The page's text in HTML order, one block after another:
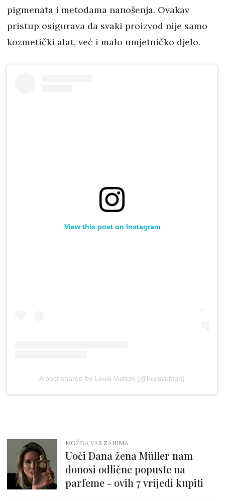
pigmenata i metodama nanošenja. Ovakav
pristup osigurava da svaki proizvod nije samo
kozmetički alat, već i malo umjetničko djelo.
View this post on Instagram
A post shared by Louis Vuitton (@louisvuitton)
MOŽDA VAS ZANIMA
Uoči Dana žena Müller nam
donosi odlične popuste na
parfeme - ovih 7 vrijedi kupiti